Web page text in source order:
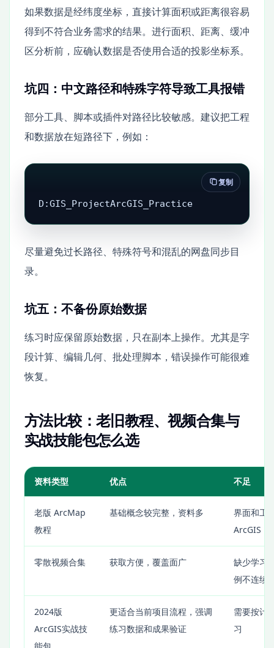
如果数据是经纬度坐标，直接计算面积或距离很容易
得到不符合业务需求的结果。进行面积、距离、缓冲
区分析前，应确认数据是否使用合适的投影坐标系。
坑四：中文路径和特殊字符导致工具报错
部分工具、脚本或插件对路径比较敏感。建议把工程
和数据放在短路径下，例如：
D:GIS_ProjectArcGIS_Practice
复制
尽量避免过长路径、特殊符号和混乱的网盘同步目
录。
坑五：不备份原始数据
练习时应保留原始数据，只在副本上操作。尤其是字
段计算、编辑几何、批处理脚本，错误操作可能很难
恢复。
方法比较：老旧教程、视频合集与
实战技能包怎么选
资料类型 优点 不足
老版 ArcMap
教程
基础概念较完整，资料多
界面和工
ArcGIS
零散视频合集 获取方便，覆盖面广
缺少学习
例不连续
2024版
ArcGIS实战技
更适合当前项目流程，强调
练习数据和成果验证
需要按计
习